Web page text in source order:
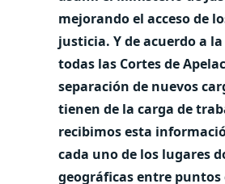
mejorando el acceso de
justicia. Y de acuerdo a
todas las Cortes de
separación de nuevos
tienen de la carga de
recibimos esta
cada uno de los lugares
geográficas entre